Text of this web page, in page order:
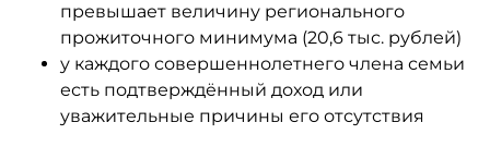
превышает величину регионального
прожиточного минимума (20,6 тыс. рублей)
у каждого совершеннолетнего члена семьи
есть подтверждённый доход или
уважительные причины его отсутствия